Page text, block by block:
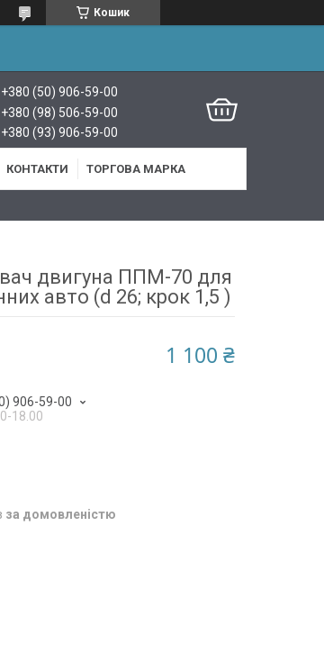
Кошик
+380 (50) 906-59-00
+380 (98) 506-59-00
+380 (93) 906-59-00
КОНТАКТИ ТОРГОВА МАРКА
двигуна ППМ-70 для
авто (d 26; крок 1,5 )
1 100 ₴
906-59-00
18.00
за домовленістю